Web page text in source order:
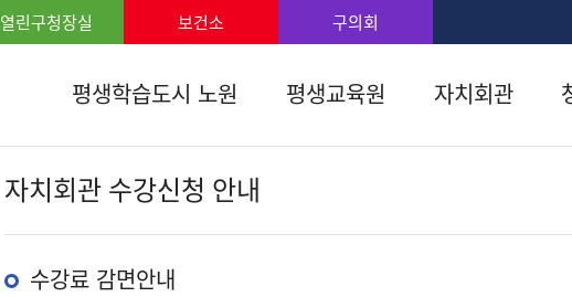
본문 바로가기
주메뉴 바로가기
보조메뉴 바로가기
푸터 바로가기
열린구청장실 보건소 구의회
평생학습도시 노원 평생교육원 자치회관
자치회관 수강신청 안내
수강료 감면안내